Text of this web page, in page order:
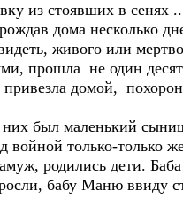
из стоявших в сенях
дома несколько
живого или
прошла не один
домой,
был маленький
войной только-только
родились дети.
бабу Маню ввиду